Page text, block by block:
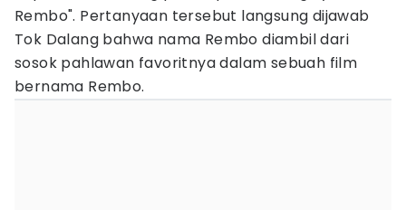
Rembo". Pertanyaan tersebut langsung dijawab
Tok Dalang bahwa nama Rembo diambil dari
sosok pahlawan favoritnya dalam sebuah film
bernama Rembo.